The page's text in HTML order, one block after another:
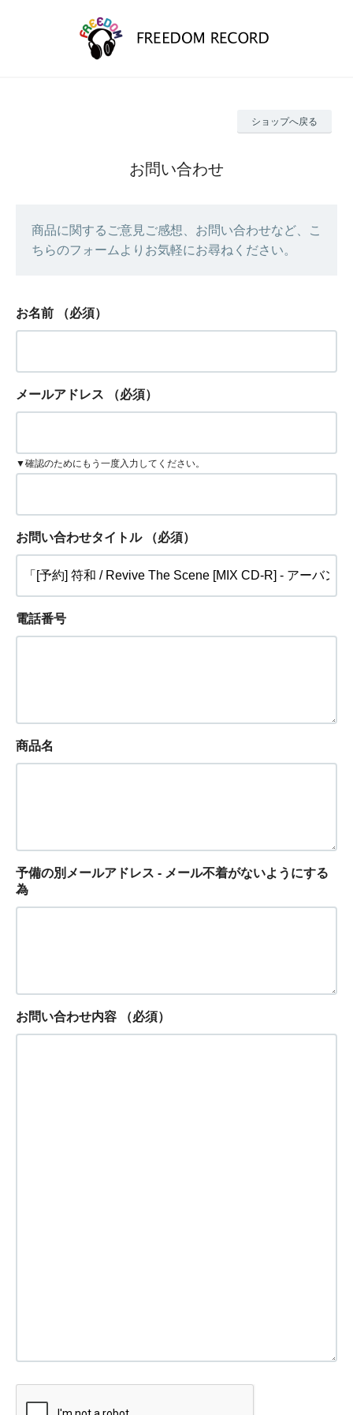
ショップへ戻る
お問い合わせ
商品に関するご意見ご感想、お問い合わせなど、こ
ちらのフォームよりお気軽にお尋ねください。
お名前 （必須）
メールアドレス （必須）
▼確認のためにもう一度入力してください。
お問い合わせタイトル （必須）
電話番号
商品名
予備の別メールアドレス - メール不着がないようにする
為
お問い合わせ内容 （必須）